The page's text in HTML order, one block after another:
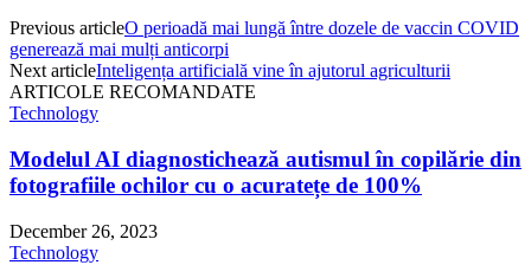
Previous articleO perioadă mai lungă între dozele de vaccin COVID
generează mai mulți anticorpi
Next articleInteligența artificială vine în ajutorul agriculturii
ARTICOLE RECOMANDATE
Technology
Modelul AI diagnostichează autismul în copilărie din
fotografiile ochilor cu o acuratețe de 100%
December 26, 2023
Technology